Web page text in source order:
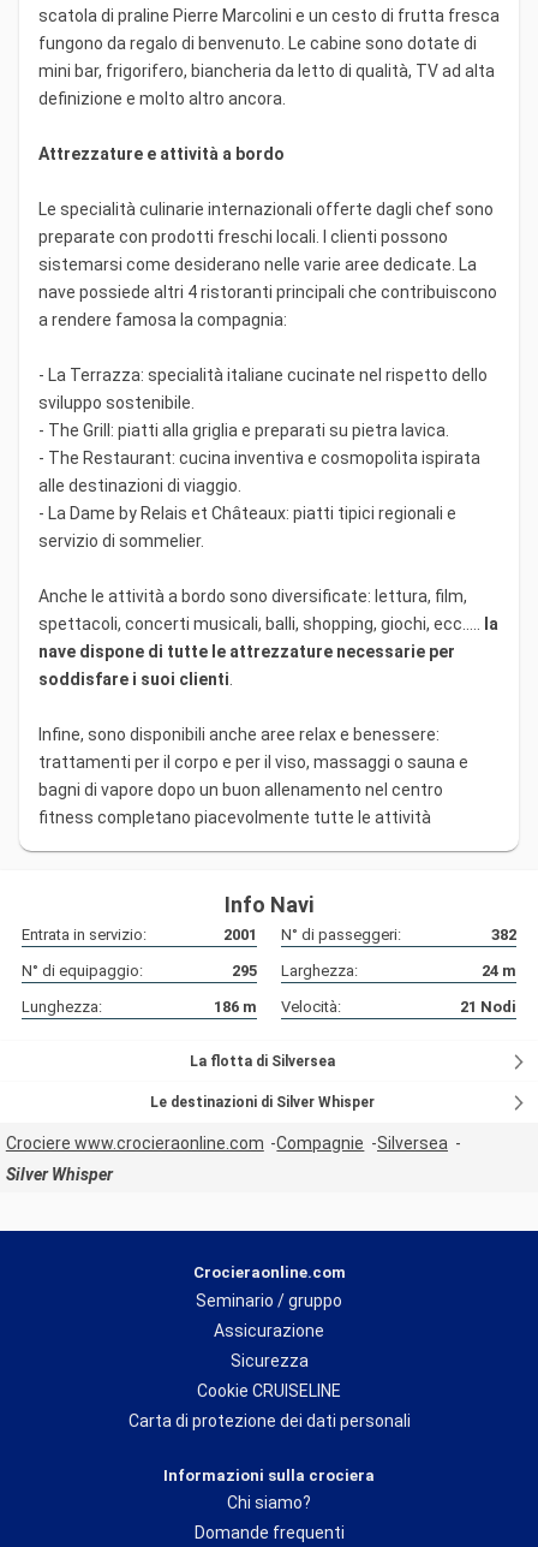
scatola di praline Pierre Marcolini e un cesto di frutta fresca
fungono da regalo di benvenuto. Le cabine sono dotate di
mini bar, frigorifero, biancheria da letto di qualità, TV ad alta
definizione e molto altro ancora.
Attrezzature e attività a bordo
Le specialità culinarie internazionali offerte dagli chef sono
preparate con prodotti freschi locali. I clienti possono
sistemarsi come desiderano nelle varie aree dedicate. La
nave possiede altri 4 ristoranti principali che contribuiscono
a rendere famosa la compagnia:
- La Terrazza: specialità italiane cucinate nel rispetto dello
sviluppo sostenibile.
- The Grill: piatti alla griglia e preparati su pietra lavica.
- The Restaurant: cucina inventiva e cosmopolita ispirata
alle destinazioni di viaggio.
- La Dame by Relais et Châteaux: piatti tipici regionali e
servizio di sommelier.
Anche le attività a bordo sono diversificate: lettura, film,
spettacoli, concerti musicali, balli, shopping, giochi, ecc..... la
nave dispone di tutte le attrezzature necessarie per
soddisfare i suoi clienti.
Infine, sono disponibili anche aree relax e benessere:
trattamenti per il corpo e per il viso, massaggi o sauna e
bagni di vapore dopo un buon allenamento nel centro
fitness completano piacevolmente tutte le attività
Info Navi
Entrata in servizio: 2001 N° di passeggeri:
382
N° di equipaggio:
295 Larghezza: 24 m
Lunghezza:
186 m Velocità: 21 Nodi
La flotta di Silversea
Le destinazioni di Silver Whisper
Crociere www.crocieraonline.com Compagnie
Silversea
Silver Whisper
Crocieraonline.com
Seminario / gruppo
Assicurazione
Sicurezza
Cookie CRUISELINE
Carta di protezione dei dati personali
Informazioni sulla crociera
Chi siamo?
Domande frequenti